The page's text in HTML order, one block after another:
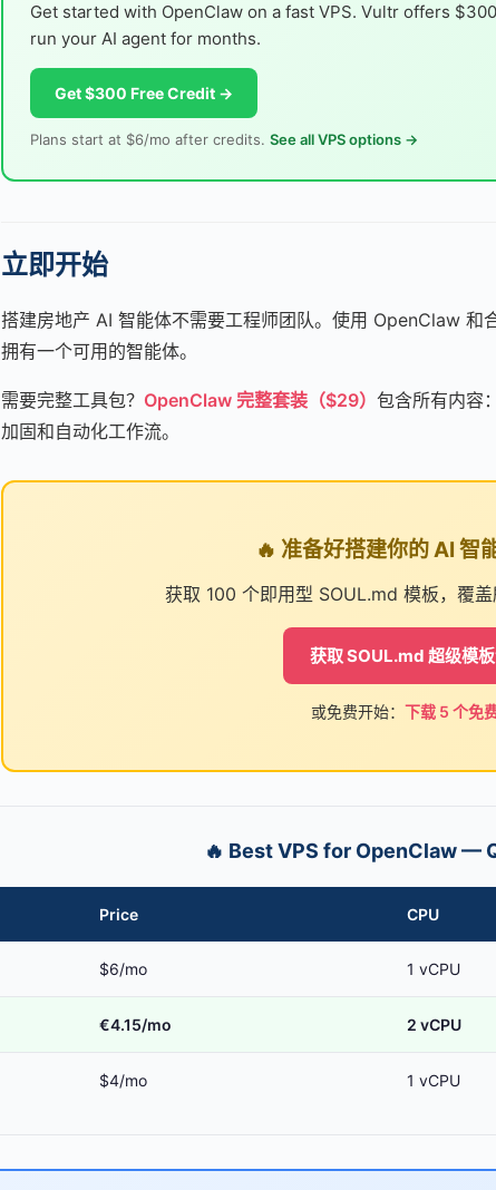
Get started with OpenClaw on a fast VPS. Vultr offers
run your AI agent for months.
Get $300 Free Credit →
Plans start at $6/mo after credits. See all VPS options →
立即开始
搭建房地产 AI 智能体不需要工程师团队。使用 OpenClaw 和
拥有一个可用的智能体。
需要完整工具包？ OpenClaw 完整套装（$29） 包含所有内容
加固和自动化工作流。
🔥 准备好搭建你的 AI 智
获取 100 个即用型 SOUL.md 模板，覆
获取 SOUL.md 超级模
或免费开始： 下载 5 个免
🔥 Best VPS for OpenClaw —
Price CPU
$6/mo 1 vCPU
€4.15/mo 2 vCPU
$4/mo 1 vCPU